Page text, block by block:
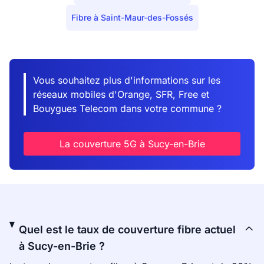
Fibre à Saint-Maur-des-Fossés
Vous souhaitez plus d'informations sur les
réseaux mobiles d'Orange, SFR, Free et
Bouygues Telecom dans votre commune ?
La couverture 5G à Sucy-en-Brie
Quel est le taux de couverture fibre actuel
à Sucy-en-Brie ?